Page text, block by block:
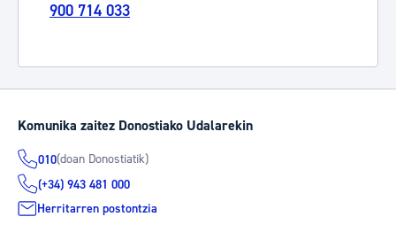
900 714 033
Komunika zaitez Donostiako Udalarekin
010(doan Donostiatik)
(+34) 943 481 000
Herritarren postontzia